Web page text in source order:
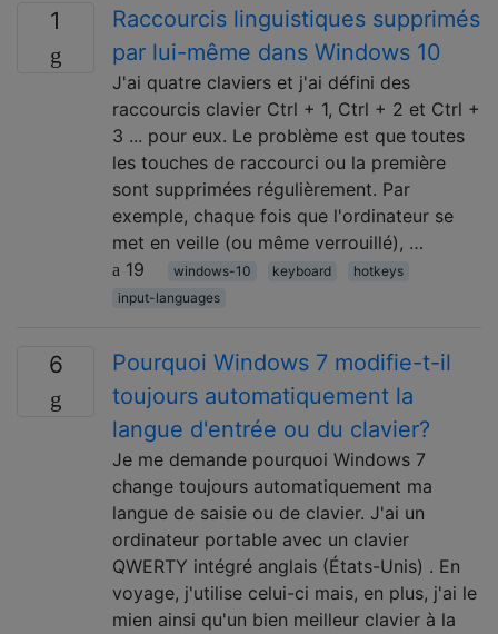
1
Raccourcis linguistiques supprimés
par lui-même dans Windows 10
J'ai quatre claviers et j'ai défini des
raccourcis clavier Ctrl + 1, Ctrl + 2 et Ctrl +
3 ... pour eux. Le problème est que toutes
les touches de raccourci ou la première
sont supprimées régulièrement. Par
exemple, chaque fois que l'ordinateur se
met en veille (ou même verrouillé), …
19
windows-10 keyboard
hotkeys
input-languages
6
Pourquoi Windows 7 modifie-t-il
toujours automatiquement la
langue d'entrée ou du clavier?
Je me demande pourquoi Windows 7
change toujours automatiquement ma
langue de saisie ou de clavier. J'ai un
ordinateur portable avec un clavier
QWERTY intégré anglais (États-Unis) . En
voyage, j'utilise celui-ci mais, en plus, j'ai le
mien ainsi qu'un bien meilleur clavier à la